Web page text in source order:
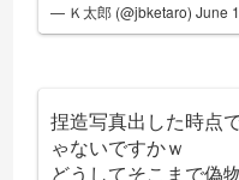
— Ｋ太郎 (@jbketaro)June
捏造写真出した時点
ゃないですかｗ
どうしてそこまで偽